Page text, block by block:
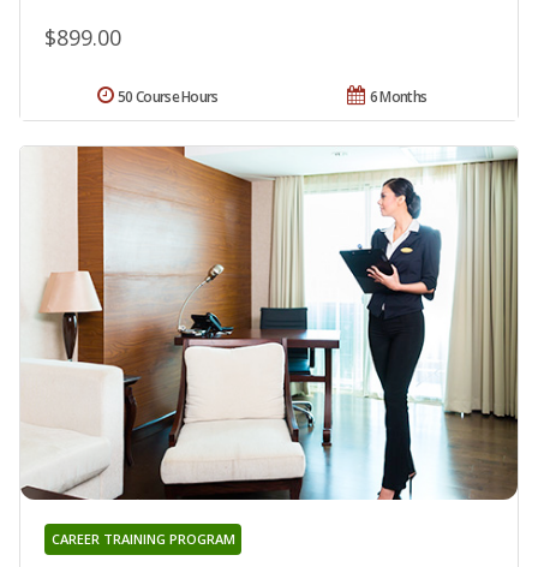
$899.00
6 Months
50 Course Hours
CAREER TRAINING PROGRAM